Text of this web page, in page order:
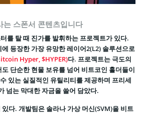
는 스폰서 콘텐츠입니다
를 탈 때 진가를 발휘하는 프로젝트가 있다.
등장한 가장 유망한 레이어2(L2) 솔루션으로
Hyper, $HYPER)다. 프로젝트는 극도의
단순한 현물 보유를 넘어 비트코인 홀더들이
있는 실질적인 유틸리티를 제공하며 프리세
넘는 막대한 자금을 쓸어 담았다.
다. 개발팀은 솔라나 가상 머신(SVM)을 비트